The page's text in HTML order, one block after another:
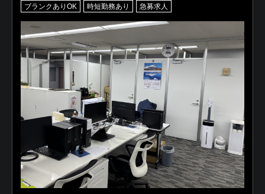
ブランクありOK
時短勤務あり 急募求人